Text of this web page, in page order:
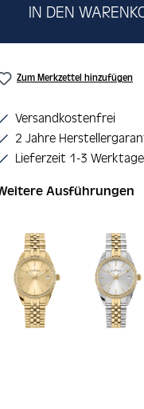
IN DEN
Zum Merkzettel hinzufügen
Versandkostenfrei
2 Jahre
Lieferzeit 1-3 Werktage
Ausführungen
Produktgalerie